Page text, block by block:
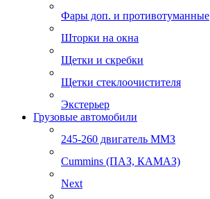
Фары доп. и противотуманные
Шторки на окна
Щетки и скребки
Щетки стеклоочистителя
Экстерьер
Грузовые автомобили
245-260 двигатель ММЗ
Cummins (ПАЗ, КАМАЗ)
Next